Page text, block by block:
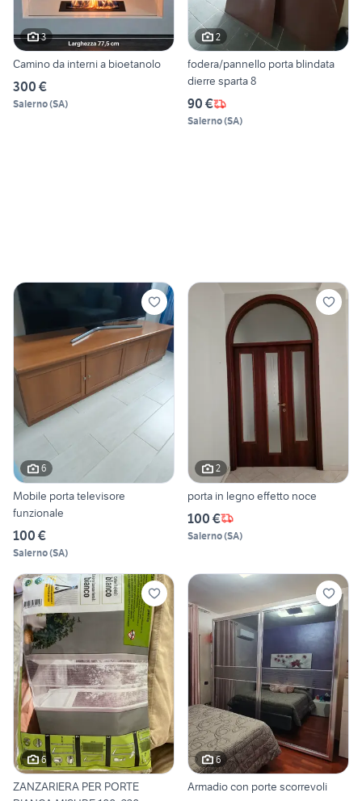
3
Camino da interni a bioetanolo
300 €
Salerno(SA)
2
fodera/pannello porta blindata
dierre sparta 8
90 €
Salerno(SA)
6
Mobile porta televisore
funzionale
100 €
Salerno(SA)
2
porta in legno effetto noce
100 €
Salerno(SA)
6
ZANZARIERA PER PORTE
6
Armadio con porte scorrevoli